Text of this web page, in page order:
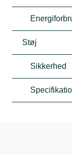
Støj
Sikkerhed